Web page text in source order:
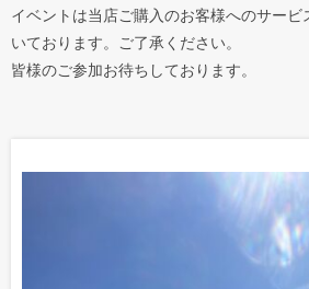
イベントは当店ご購入のお客様へのサー
いております。ご了承ください。
皆様のご参加お待ちしております。